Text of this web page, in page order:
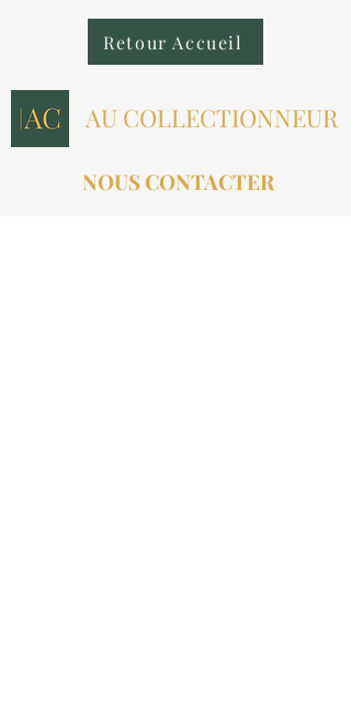
Retour Accueil
AU COLLECTIONNEUR
NOUS CONTACTER